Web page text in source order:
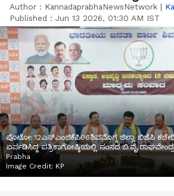
Author : KannadaprabhaNewsNetwork |
Published : Jun 13 2026, 01:30 AM IST
ಪೊಟೋ: 12ಎಸ್‌ಎಂಜಿಕೆಪಿ06ಶಿವಮೊಗ್ಗ ಜಿಲ್ಲಾ ಬಿಜೆಪಿ ಕಚೇರಿ
ಏರ್ಪಡಿಸಿದ್ದ ಪತ್ರಿಕಾಗೋಷ್ಠಿಯಲ್ಲಿ ಸಂಸದ
Prabha
Image Credit: KP